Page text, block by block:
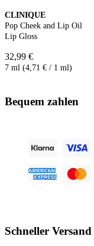
CLINIQUE
Pop Cheek and Lip Oil
Lip Gloss
32,99 €
7 ml (4,71 € / 1 ml)
Bequem zahlen
Schneller Versand